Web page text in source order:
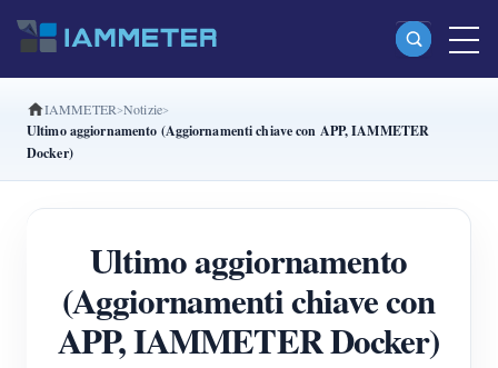
Prodotti
Misuratore di energia Wi-Fi split-phase (WEM2067)
Misuratore di energia Wi-Fi trifase (WEM3080T)
Misuratore di energia Wi-Fi trifase (WEM3046T)
Misuratore di energia Wi-Fi trifase (WEM3050T)
IAMMETER Notizie
Ultimo aggiornamento (Aggiornamenti chiave con APP, IAMMETER
Docker)
Ultimo aggiornamento
(Aggiornamenti chiave con
APP, IAMMETER Docker)